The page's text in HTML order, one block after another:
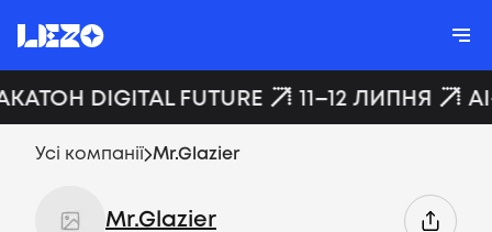
DIGITAL FUTURE 11–12 ЛИПНЯ
Усі компанії Mr.Glazier
Mr.Glazier